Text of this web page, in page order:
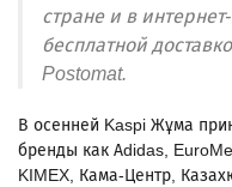
стране и в
бесплатной
Postomat.
В осенней Kaspi Жұма
бренды как Adidas,
KIMEX, Кама-Центр,